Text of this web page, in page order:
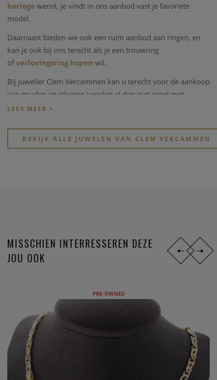
horloge wenst, je vindt in ons aanbod vast je favoriete
model.
Daarnaast bieden we ook een ruim aanbod aan ringen, en
kan je ook bij ons terecht als je een trouwring
ofverlovingsring kopen wil.
Bij juwelier Clem Vercammen kan u terecht voor de aankoop
van gouden en zilveren juwelen al dan niet gezet met
edelstenen, kleurstenen of in combinaties met parels.
onze physieke winkel in hartje Heist-op-den-Berg.
BEKIJK ALLE JUWELEN VAN CLEM VERCAMMEN
MISSCHIEN INTERRESSEREN DEZE
JOU OOK
PRE-OWNED